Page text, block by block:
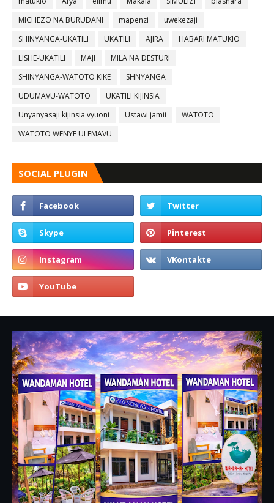
MICHEZO NA BURUDANI
mapenzi
uwekezaji
SHINYANGA-UKATILI
UKATILI AJIRA
HABARI MATUKIO
LISHE-UKATILI
MAJI
MILA NA DESTURI
SHINYANGA-WATOTO KIKE
SHNYANGA
UDUMAVU-WATOTO
UKATILI KIJINSIA
Unyanyasaji kijinsia vyuoni
Ustawi jamii
WATOTO
WATOTO WENYE ULEMAVU
SOCIAL PLUGIN